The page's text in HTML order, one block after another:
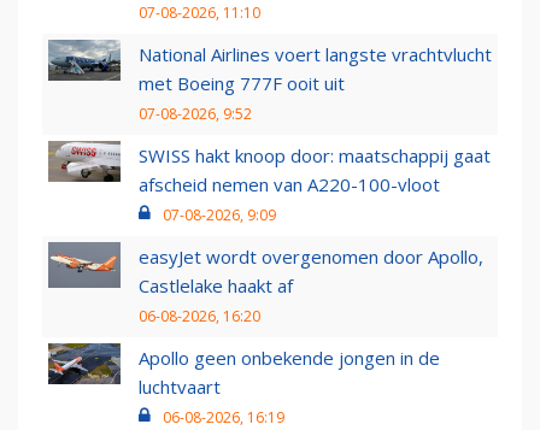
07-08-2026, 11:10
National Airlines voert langste vrachtvlucht
met Boeing 777F ooit uit
07-08-2026, 9:52
SWISS hakt knoop door: maatschappij gaat
afscheid nemen van A220-100-vloot
07-08-2026, 9:09
easyJet wordt overgenomen door Apollo,
Castlelake haakt af
06-08-2026, 16:20
Apollo geen onbekende jongen in de
luchtvaart
06-08-2026, 16:19